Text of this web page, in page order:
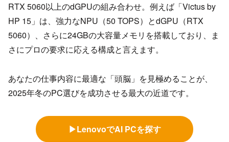
RTX 5060以上のdGPUの組み合わせ。例えば「Victus by
HP 15」は、強力なNPU（50 TOPS）とdGPU（RTX
5060）、さらに24GBの大容量メモリを搭載しており、ま
さにプロの要求に応える構成と言えます。
あなたの仕事内容に最適な「頭脳」を見極めることが、
2025年冬のPC選びを成功させる最大の近道です。
▶LenovoでAI PCを探す